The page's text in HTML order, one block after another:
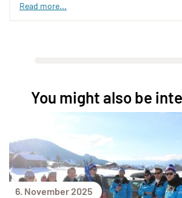
Read more...
You might also be
6. November 2025